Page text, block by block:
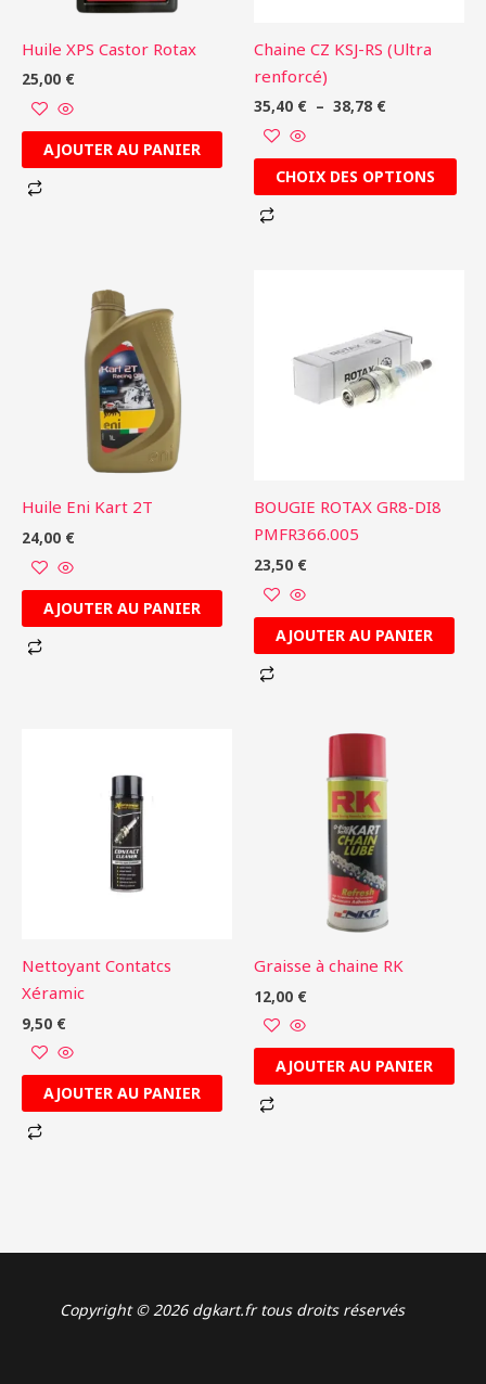
Huile XPS Castor Rotax
25,00 €
AJOUTER AU PANIER
Chaine CZ KSJ-RS (Ultra
renforcé)
35,40 € – 38,78 €
CHOIX DES OPTIONS
être
choisies
page
du
Huile Eni Kart 2T
24,00 €
AJOUTER AU PANIER
BOUGIE ROTAX GR8-DI8
PMFR366.005
23,50 €
AJOUTER AU PANIER
Nettoyant Contatcs
Xéramic
9,50 €
AJOUTER AU PANIER
Graisse à chaine RK
12,00 €
AJOUTER AU PANIER
Copyright © 2026 dgkart.fr tous droits réservés